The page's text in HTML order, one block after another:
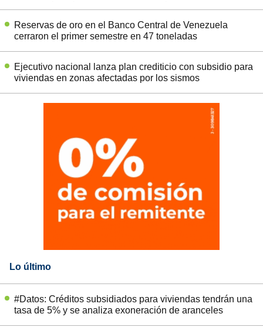
Reservas de oro en el Banco Central de Venezuela
cerraron el primer semestre en 47 toneladas
Ejecutivo nacional lanza plan crediticio con subsidio para
viviendas en zonas afectadas por los sismos
Lo último
#Datos: Créditos subsidiados para viviendas tendrán una
tasa de 5% y se analiza exoneración de aranceles